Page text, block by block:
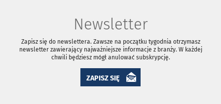
Newsletter
Zapisz się do newslettera. Zawsze na początku tygodnia otrzymasz
newsletter zawierający najważniejsze informacje z branży. W każdej
chwili będziesz mógł anulować subskrypcję.
ZAPISZ SIĘ